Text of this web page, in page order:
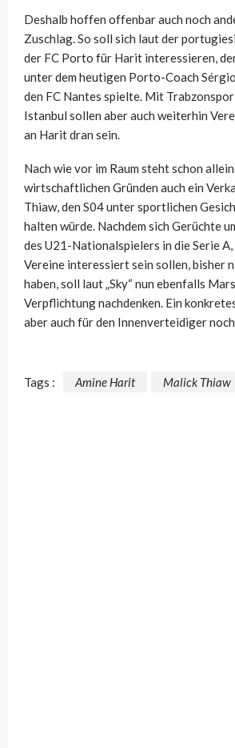
Deshalb hoffen offenbar auch noch
Zuschlag. So soll sich laut der
der FC Porto für Harit interessieren,
unter dem heutigen Porto-Coach
den FC Nantes spielte. Mit
Istanbul sollen aber auch weiterhin
an Harit dran sein.
Nach wie vor im Raum steht schon
wirtschaftlichen Gründen auch ein
Thiaw, den S04 unter sportlichen
halten würde. Nachdem sich Gerüchte
des U21-Nationalspielers in die Serie A,
Vereine interessiert sein sollen, bisher
haben, soll laut „Sky“ nun ebenfalls
Verpflichtung nachdenken. Ein
aber auch für den Innenverteidiger
Tags : Amine Harit Malick Thiaw